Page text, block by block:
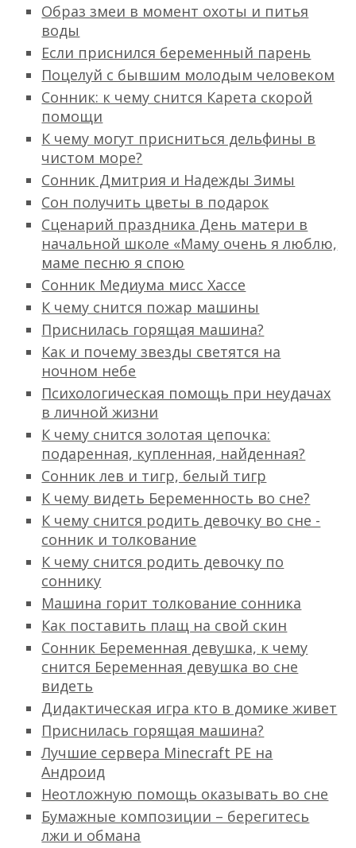
Образ змеи в момент охоты и питья
воды
Если приснился беременный парень
Поцелуй с бывшим молодым человеком
Сонник: к чему снится Карета скорой
помощи
К чему могут присниться дельфины в
чистом море?
Сонник Дмитрия и Надежды Зимы
Сон получить цветы в подарок
Сценарий праздника День матери в
начальной школе «Маму очень я люблю,
маме песню я спою
Сонник Медиума мисс Хассе
К чему снится пожар машины
Приснилась горящая машина?
Как и почему звезды светятся на
ночном небе
Психологическая помощь при неудачах
в личной жизни
К чему снится золотая цепочка:
подаренная, купленная, найденная?
Сонник лев и тигр, белый тигр
К чему видеть Беременность во сне?
К чему снится родить девочку во сне -
сонник и толкование
К чему снится родить девочку по
соннику
Машина горит толкование сонника
Как поставить плащ на свой скин
Сонник Беременная девушка, к чему
снится Беременная девушка во сне
видеть
Дидактическая игра кто в домике живет
Приснилась горящая машина?
Лучшие сервера Minecraft PE на
Андроид
Неотложную помощь оказывать во сне
Бумажные композиции – берегитесь
лжи и обмана